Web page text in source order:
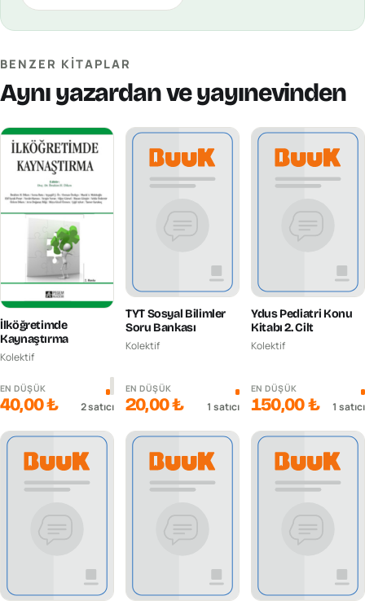
BENZER KITAPLAR
Aynı yazardan ve yayınevinden
İlköğretimde
Kaynaştırma
Kolektif
EN DÜŞÜK
40,00 ₺ 2satıcı
TYT Sosyal Bilimler
Soru Bankası
Kolektif
EN DÜŞÜK
20,00 ₺ 1 satıcı
Ydus Pediatri Konu
Kitabı 2. Cilt
Kolektif
EN DÜŞÜK
150,00 ₺ 1 satıcı